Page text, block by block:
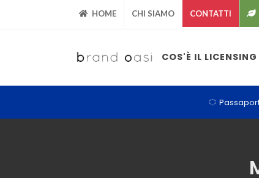
HOME CHI SIAMO CONTATTI
COS'È IL LICENSING